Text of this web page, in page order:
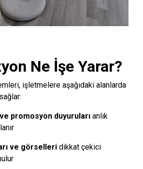
Ne İşe Yarar?
işletmelere aşağıdaki alanlarda
promosyon duyuruları anlık
ve görselleri dikkat çekici